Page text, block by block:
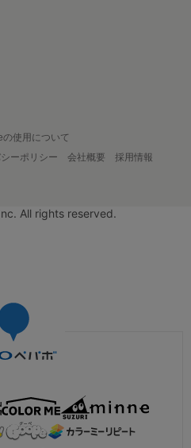
使用について
ーポリシー 会社概要
採用情報
All rights reserved.